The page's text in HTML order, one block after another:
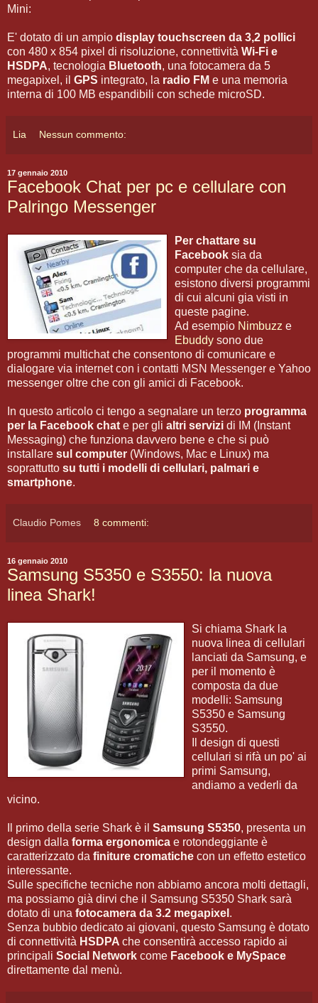
Mini:
E' dotato di un ampio display touchscreen da 3,2 pollici
con 480 x 854 pixel di risoluzione, connettività Wi-Fi e
HSDPA, tecnologia Bluetooth, una fotocamera da 5
megapixel, il GPS integrato, la radio FM e una memoria
interna di 100 MB espandibili con schede microSD.
Lia Nessun commento:
17 gennaio 2010
Facebook Chat per pc e cellulare con
Palringo Messenger
Per chattare su
Facebook sia da
computer che da cellulare,
esistono diversi programmi
di cui alcuni gia visti in
queste pagine.
Ad esempio Nimbuzz e
Ebuddy sono due
programmi multichat che consentono di comunicare e
dialogare via internet con i contatti MSN Messenger e Yahoo
messenger oltre che con gli amici di Facebook.
In questo articolo ci tengo a segnalare un terzo programma
per la Facebook chat e per gli altri servizi di IM (Instant
Messaging) che funziona davvero bene e che si può
installare sul computer (Windows, Mac e Linux) ma
soprattutto su tutti i modelli di cellulari, palmari e
smartphone.
Claudio Pomes 8 commenti:
16 gennaio 2010
Samsung S5350 e S3550: la nuova
linea Shark!
Si chiama Shark la
nuova linea di cellulari
lanciati da Samsung, e
per il momento è
composta da due
modelli: Samsung
S5350 e Samsung
S3550.
Il design di questi
cellulari si rifà un po' ai
primi Samsung,
andiamo a vederli da
vicino.
Il primo della serie Shark è il Samsung S5350, presenta un
design dalla forma ergonomica e rotondeggiante è
caratterizzato da finiture cromatiche con un effetto estetico
interessante.
Sulle specifiche tecniche non abbiamo ancora molti dettagli,
ma possiamo già dirvi che il Samsung S5350 Shark sarà
dotato di una fotocamera da 3.2 megapixel .
Senza bubbio dedicato ai giovani, questo Samsung è dotato
di connettività HSDPA che consentirà accesso rapido ai
principali Social Network come Facebook e MySpace
direttamente dal menù.